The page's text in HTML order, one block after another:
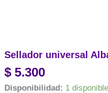
Sellador universal
$ 5.300
Disponibilidad: 1